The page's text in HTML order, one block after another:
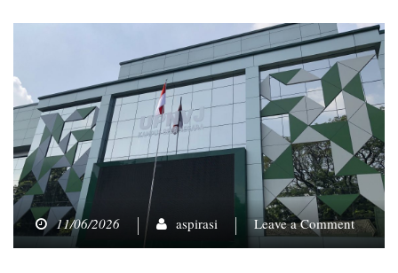
11/06/2026 aspirasi Leave a Commenton
Status